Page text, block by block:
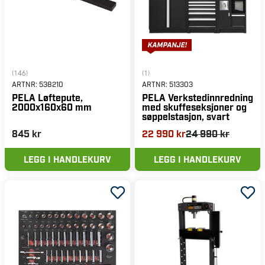
(146)
ARTNR: 538210
PELA Løftepute,
2000x160x60 mm
845 kr
LEGG I HANDLEKURV
(1)
ARTNR: 513303
PELA Verkstedinnredning
med skuffeseksjoner og
søppelstasjon, svart
22 990 kr24 990 kr
LEGG I HANDLEKURV